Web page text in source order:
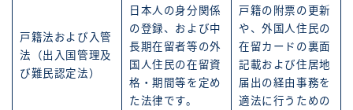
戸籍法および入管
法（出入国管理及
び難民認定法）
日本人の身分関係
の登録、および中
長期在留者等の外
国人住民の在留資
格・期間等を定め
た法律です。
戸籍の附票の更新
や、外国人住民の
在留カードの裏面
記載および住居地
届出の経由事務を
適法に行うための